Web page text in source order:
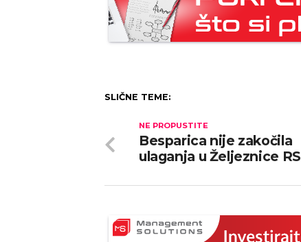
SLIČNE TEME:
NE PROPUSTITE
Besparica nije zakočila
ulaganja u Željeznice RS